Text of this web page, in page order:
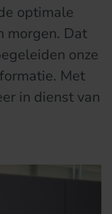
optimale
morgen. Dat
onze
Met
in dienst van